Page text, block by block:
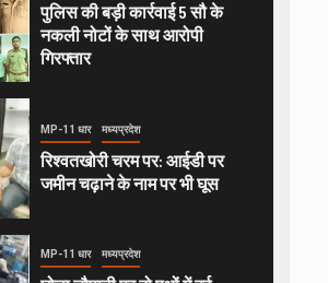
पुलिस की बड़ी कार्रवाई 5 सौ के
नकली नोटों के साथ आरोपी
गिरफ्तार
MP-11 धार मध्यप्रदेश
रिश्वतखोरी चरम पर: आईडी पर
जमीन चढ़ाने के नाम पर भी घूस
MP-11 धार मध्यप्रदेश